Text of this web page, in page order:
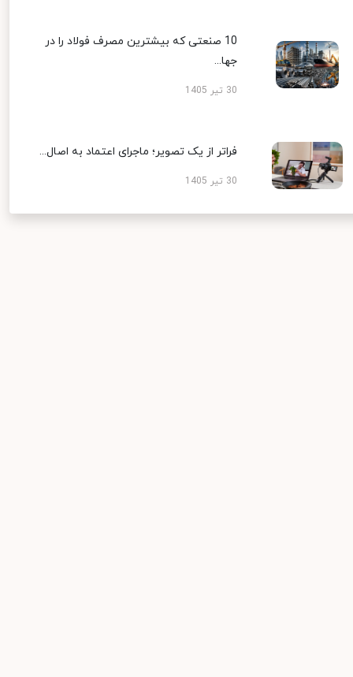
10 صنعتی که بیشترین مصرف فولاد را در
جها...
30 تیر 1405
فراتر از یک تصویر؛ ماجرای اعتماد به اصال...
30 تیر 1405